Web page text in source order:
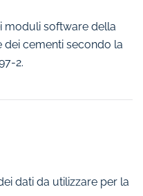
moduli software della
dei cementi secondo la
2.
dati da utilizzare per la